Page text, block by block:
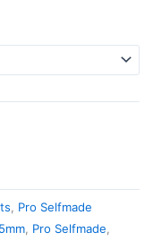
Pro Selfmade
Pro Selfmade